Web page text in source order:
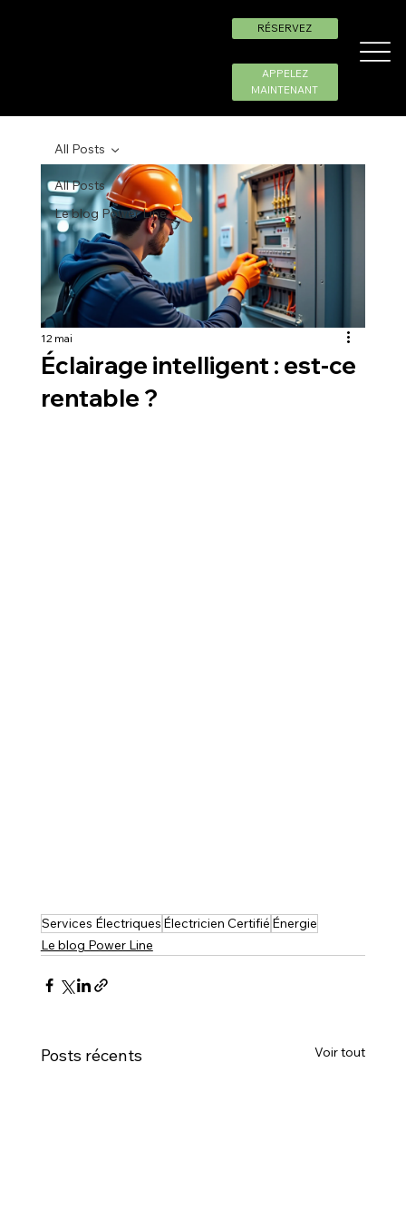
APPELEZ
MAINTENANT
RÉSERVEZ
All Posts
Le blog Power Line
All Posts
Éclairage intelligent : est-ce
rentable ?
12 mai
Services Électriques Électricien Certifié Énergie
Le blog Power Line
Posts récents Voir tout